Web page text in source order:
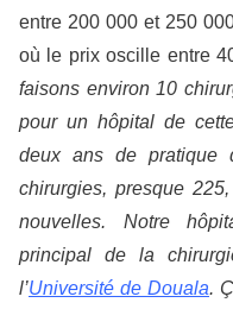
entre 200 000 et 250
où le prix oscille entre
faisons environ 10
pour un hôpital de
deux ans de pratique
chirurgies, presque
nouvelles. Notre
principal de la
l’Université de Douala.